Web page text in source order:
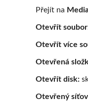
Přejít na
Otevřít
Otevřít více
Otevřená
Otevřít disk:
Otevřený